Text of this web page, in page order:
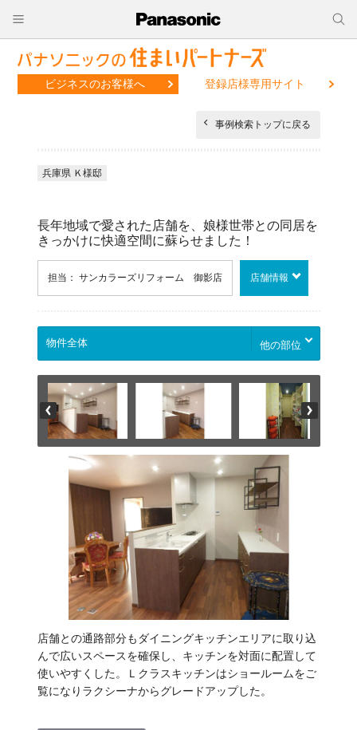
ビジネスのお客様へ 登録店様専用サイト
事例検索トップに戻る
兵庫県 Ｋ様邸
長年地域で愛された店舗を、娘様世帯との同居を
きっかけに快適空間に蘇らせました！
担当： サンカラーズリフォーム 御影店 店舗情報
他の部位
店舗との通路部分もダイニングキッチンエリアに取り込
んで広いスペースを確保し、キッチンを対面に配置して
使いやすくした。Ｌクラスキッチンはショールームをご
覧になりラクシーナからグレードアップした。